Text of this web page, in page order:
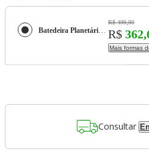
Batedeira Planetária Britânia BBP700V Turbo Vermelho 700W 4L
R$ 499,90
R$
Mais formas
Consultar